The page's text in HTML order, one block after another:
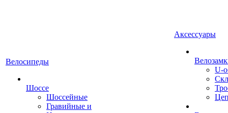
Велосипеды
Шоссе
Шоссейные
Гравийные и
Аксессуары
U-